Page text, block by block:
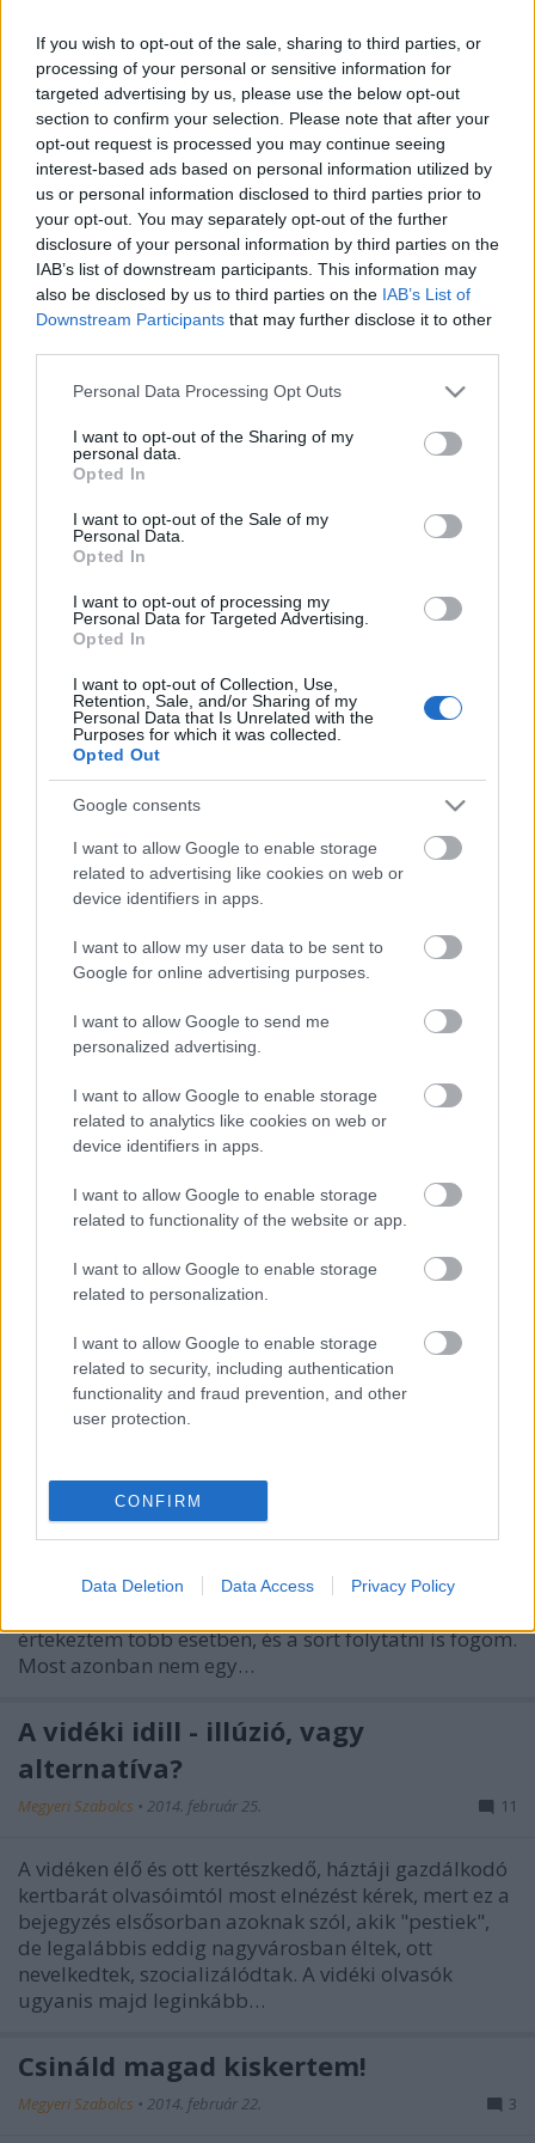
If you wish to opt-out of the sale, sharing to third parties, or
processing of your personal or sensitive information for
targeted advertising by us, please use the below opt-out
section to confirm your selection. Please note that after your
opt-out request is processed you may continue seeing
interest-based ads based on personal information utilized by
us or personal information disclosed to third parties prior to
your opt-out. You may separately opt-out of the further
disclosure of your personal information by third parties on the
IAB’s list of downstream participants. This information may
also be disclosed by us to third parties on the IAB’s List of
Downstream Participants that may further disclose it to other
Please note that this website/app uses one or more Google
not limited to your visit or usage behaviour. You may click to
grant or deny consent to Google and its third-party tags to
use your data for below specified purposes in below Google
consent section.
Personal Data Processing Opt Outs
I want to opt-out of the Sharing of my
personal data.
Opted In
I want to opt-out of the Sale of my
Personal Data.
Opted In
I want to opt-out of processing my
Personal Data for Targeted Advertising.
Opted In
I want to opt-out of Collection, Use,
Retention, Sale, and/or Sharing of my
Personal Data that Is Unrelated with the
Purposes for which it was collected.
Opted Out
Google consents
I want to allow Google to enable storage
related to advertising like cookies on web or
device identifiers in apps.
I want to allow my user data to be sent to
Google for online advertising purposes.
I want to allow Google to send me
personalized advertising.
I want to allow Google to enable storage
related to analytics like cookies on web or
device identifiers in apps.
I want to allow Google to enable storage
related to functionality of the website or app.
I want to allow Google to enable storage
related to personalization.
I want to allow Google to enable storage
related to security, including authentication
functionality and fraud prevention, and other
user protection.
CONFIRM
Data Deletion Data Access Privacy Policy
most vethető zöldséggel, illetve annak minden
fortélyával rukkoljak elő. A kiszemelt fajta egy
méltatlanul hanyagolt levélzöldség lesz, ami
sokaknak teljesen ismeretlen, pedig…
Izgalmas-e a jégsaláta?
Megyeri Szabolcs •2014. március 21.
Hát persze, hogy az, már amennyiben egy zöldséget
izgalmasnak lehet nevezni. A magyar
fogyasztunk (a franciák évi 5-10 kilogramos
Kora tavaszi slágerek - sóska és
hónapos retek
Megyeri Szabolcs•
Aki most kitekint az ablakon, azt láthatja, hogy
bizony itt a tavasz, süt a nap, pulóveres idő van,
tehát semmi nem akadályozza, hogy nekiessünk a
veteményeskert benépesítésének. Március első
felében persze még korlátozott a vethető termények
köre, de már van, amivel időszerű…
A vidéki idill - a gyakorlatban
Megyeri Szabolcs •2014. március 05.
reakció érkezett, részben levélben, részben
kommentekben, a bejegyzés alatt. Sokan meséltek
az önfenntartásra berendezkedést hiú ábrándként
látta, mások…
Balkonkertészkedés kérdezz-felelek
A balkonkertészkedés egyre nagyobb divat, amin
nincs mit csodálkozni, hisz a városba szorult
embernek a lakásbelsőn kívül ez az egyetlen
tavasztól őszig pedig a legpraktikusabb is, mert
ilyenkor csak a balkon tud némi…
Egy gerezd egészség
A tavaszra a naptár szerint már csak pár napot kell
elkezdhették a munkálatokat, például a szerszámok
értekeztem több esetben, és a sort folytatni is fogom.
Most azonban nem egy…
A vidéki idill - illúzió, vagy
alternatíva?
Megyeri Szabolcs • 2014. február 25. 11
A vidéken élő és ott kertészkedő, háztáji gazdálkodó
kertbarát olvasóimtól most elnézést kérek, mert ez a
bejegyzés elsősorban azoknak szól, akik "pestiek",
de legalábbis eddig nagyvárosban éltek, ott
nevelkedtek, szocializálódtak. A vidéki olvasók
ugyanis majd leginkább…
Csináld magad kiskertem!
Megyeri Szabolcs • 2014. február 22. 3